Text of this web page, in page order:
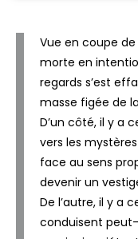
Vue en coupe de
morte en
regards s’est
masse figée de
D’un côté, il y a
vers les
face au sens
devenir un
De l’autre, il y a
conduisent peut-